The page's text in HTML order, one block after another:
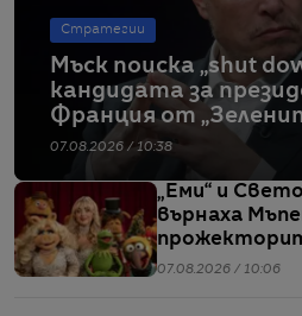
Стратегии
Мъск поиска „shut
кандидата за
Франция от
07.08.2026 / 10:38
„Еми“ и
върнаха
07.08.2026 / 10:06